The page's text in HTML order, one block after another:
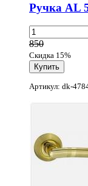
Ручка AL
850
Скидка 15%
Артикул: dk-